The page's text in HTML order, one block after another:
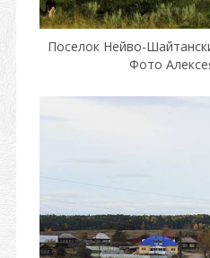
Поселок Нейво-
Фото